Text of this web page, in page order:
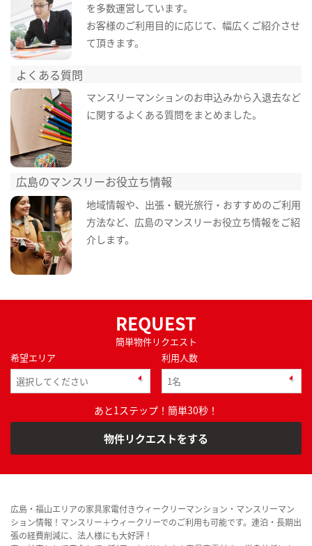
を多数運営しています。
お客様のご利用目的に応じて、幅広くご紹介させ
て頂きます。
よくある質問
マンスリーマンションのお申込みから入退去など
に関するよくある質問をまとめました。
広島のマンスリーお役立ち情報
地域情報や、出張・観光旅行・おすすめのご利用
方法など、広島のマンスリーお役立ち情報をご紹
介します。
REQUEST
簡単物件リクエスト
希望エリア
利用人数
あと1ステップ！簡単30秒！
物件リクエストをする
広島・福山エリアの家具家電付きウィークリーマンション・マンスリーマン
ション情報！マンスリー＋ウィークリーでのご利用も可能です。連泊・長期出
張の経費削減に、法人様にも大好評！